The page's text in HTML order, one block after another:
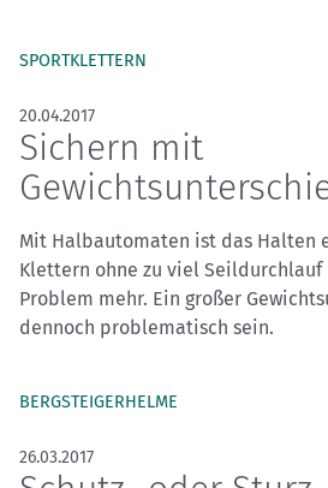
SPORTKLETTERN
20.04.2017
Sichern mit
Mit Halbautomaten ist das Halten
Klettern ohne zu viel Seildurchlauf
Problem mehr. Ein großer
dennoch problematisch sein.
BERGSTEIGERHELME
26.03.2017